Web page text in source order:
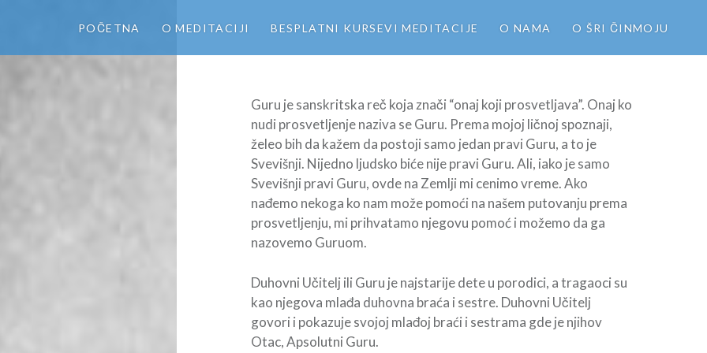
POČETNA O MEDITACIJI BESPLATNI KURSEVI MEDITACIJE O NAMA O ŠRI ČINMOJU
Guru je sanskritska reč koja znači “onaj koji prosvetljava”. Onaj ko
nudi prosvetljenje naziva se Guru. Prema mojoj ličnoj spoznaji,
želeo bih da kažem da postoji samo jedan pravi Guru, a to je
Svevišnji. Nijedno ljudsko biće nije pravi Guru. Ali, iako je samo
Svevišnji pravi Guru, ovde na Zemlji mi cenimo vreme. Ako
nađemo nekoga ko nam može pomoći na našem putovanju prema
prosvetljenju, mi prihvatamo njegovu pomoć i možemo da ga
nazovemo Guruom.
Duhovni Učitelj ili Guru je najstarije dete u porodici, a tragaoci su
kao njegova mlađa duhovna braća i sestre. Duhovni Učitelj
govori i pokazuje svojoj mlađoj braći i sestrama gde je njihov
Otac, Apsolutni Guru.